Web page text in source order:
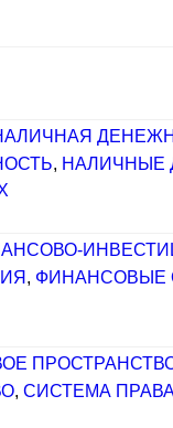
, НАЛИЧНЫЕ
, ФИНАНСОВЫЕ
,СИСТЕМА